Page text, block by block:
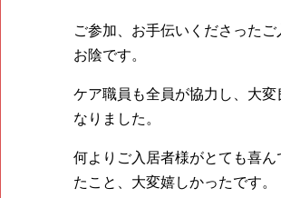
ご参加、お手伝いくださったご
お陰です。
ケア職員も全員が協力し、大変
なりました。
何よりご入居者様がとても喜ん
たこと、大変嬉しかったです。